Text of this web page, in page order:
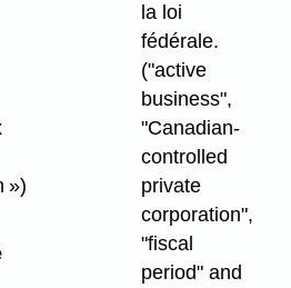
»)
la loi
fédérale.
("active
business",
"Canadian-
controlled
private
corporation",
"fiscal
period" and